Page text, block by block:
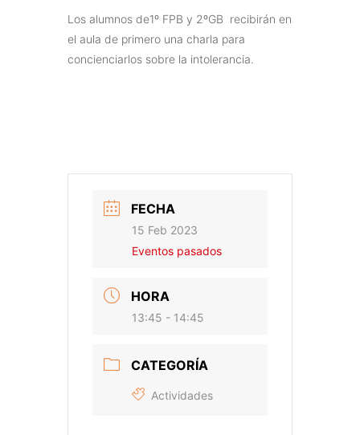
Los alumnos de1º FPB y 2ºGB recibirán en
el aula de primero una charla para
concienciarlos sobre la intolerancia.
FECHA
15 Feb 2023
Eventos pasados
HORA
13:45 - 14:45
CATEGORÍA
Actividades